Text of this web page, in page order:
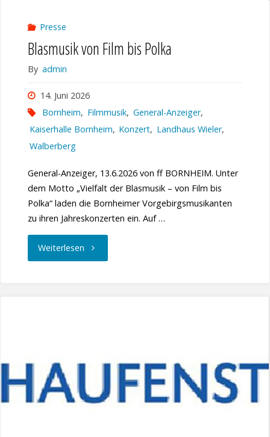
Presse
Blasmusik von Film bis Polka
By admin
14. Juni 2026
Bornheim, Filmmusik, General-Anzeiger,
Kaiserhalle Bornheim, Konzert, Landhaus Wieler,
Walberberg
General-Anzeiger, 13.6.2026 von ff BORNHEIM. Unter
dem Motto „Vielfalt der Blasmusik – von Film bis
Polka“ laden die Bornheimer Vorgebirgsmusikanten
zu ihren Jahreskonzerten ein. Auf …
Weiterlesen"Blasmusik